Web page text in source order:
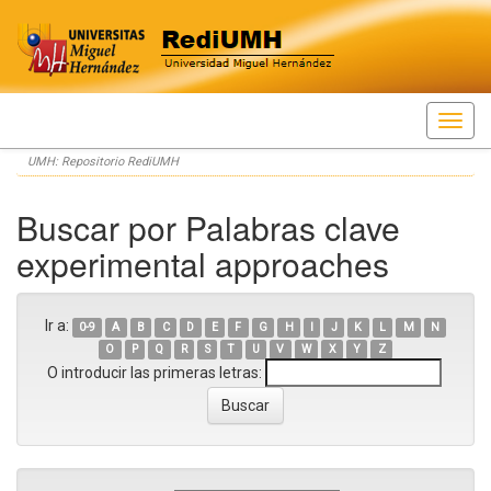
Skip
navigation
UMH: Repositorio RediUMH
Buscar por Palabras clave
experimental approaches
Ir a: 0-9 A B C D E F G H I J K L M
N
O
P Q R S T U V W X Y Z
O introducir las primeras letras: